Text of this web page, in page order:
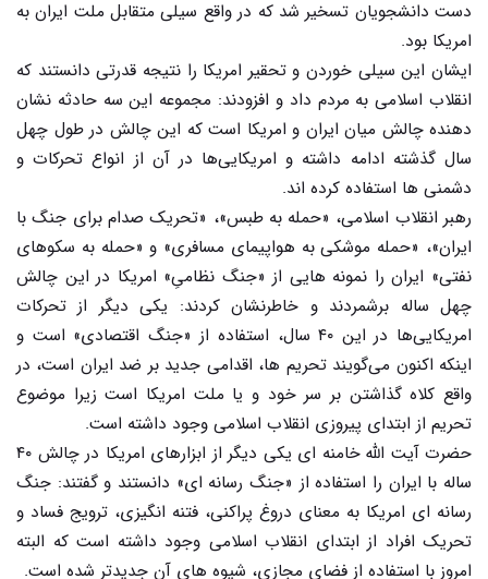
دست دانشجویان تسخیر شد که در واقع سیلی متقابل ملت ایران به
امریکا بود.
ایشان این سیلی خوردن و تحقیر امریکا را نتیجه قدرتی دانستند که
انقلاب اسلامی به مردم داد و افزودند: مجموعه این سه حادثه نشان
دهنده چالش میان ایران و امریکا است که این چالش در طول چهل
سال گذشته ادامه داشته و امریکایی‌ها در آن از انواع تحرکات و
دشمنی ها استفاده کرده اند.
رهبر انقلاب اسلامی، «حمله به طبس»، «تحریک صدام برای جنگ با
ایران»، «حمله موشکی به هواپیمای مسافری» و «حمله به سکوهای
نفتی» ایران را نمونه هایی از «جنگ نظامیِ» امریکا در این چالش
چهل ساله برشمردند و خاطرنشان کردند: یکی دیگر از تحرکات
امریکایی‌ها در این ۴۰ سال، استفاده از «جنگ اقتصادی» است و
اینکه اکنون می‌گویند تحریم ها، اقدامی جدید بر ضد ایران است، در
واقع کلاه گذاشتن بر سر خود و یا ملت امریکا است زیرا موضوع
تحریم از ابتدای پیروزی انقلاب اسلامی وجود داشته است.
حضرت آیت الله خامنه ای یکی دیگر از ابزارهای امریکا در چالش ۴۰
ساله با ایران را استفاده از «جنگ رسانه ای» دانستند و گفتند: جنگ
رسانه ای امریکا به معنای دروغ پراکنی، فتنه انگیزی، ترویج فساد و
تحریک افراد از ابتدای انقلاب اسلامی وجود داشته است که البته
امروز با استفاده از فضای مجازی، شیوه های آن جدیدتر شده است.